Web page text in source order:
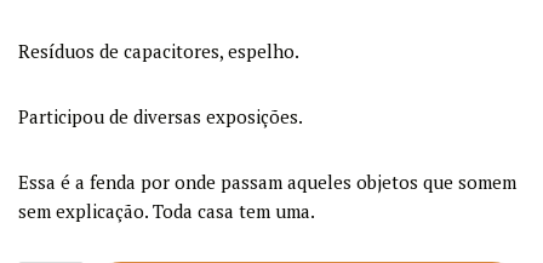
Resíduos de capacitores, espelho.
Participou de diversas exposições.
Essa é a fenda por onde passam aqueles objetos que somem
sem explicação. Toda casa tem uma.